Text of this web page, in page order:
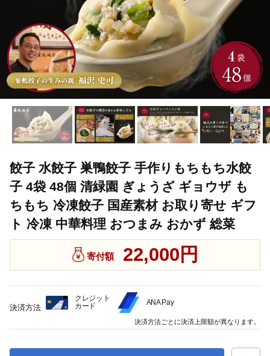
餃子 水餃子 巣鴨餃子 手作りもちもち水餃
子 4袋 48個 清緑園 ぎょうざ ギョウザ も
ちもち 冷凍餃子 国産素材 お取り寄せ ギフ
ト 冷凍 中華料理 おつまみ おかず 総菜
寄付額 22,000円
決済方法
クレジット
カード
ANA Pay
決済方法ごとに決済上限額が異なります。